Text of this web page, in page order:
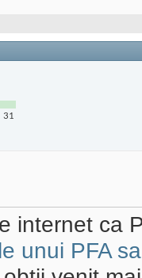
31
internet ca
unui PFA